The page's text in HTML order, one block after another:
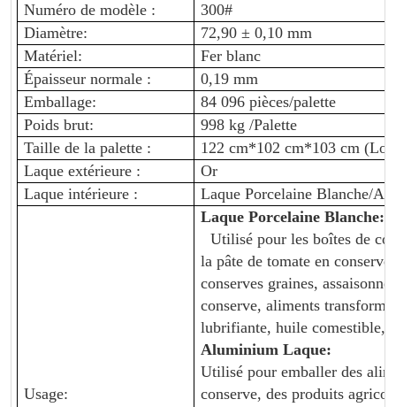
Numéro de modèle :
300#
Diamètre:
72,90 ± 0,10 mm
Matériel:
Fer blanc
Épaisseur normale :
0,19 mm
Emballage:
84 096 pièces/palette
Poids brut:
998 kg /Palette
Taille de la palette :
122 cm*102 cm*103 cm
Laque extérieure :
Or
Laque intérieure :
Laque Porcelaine Blanche/
Usage:
Laque Porcelaine Blanche:
Utilisé pour les boîtes de
la pâte de tomate en
conserves graines,
conserve, aliments
lubrifiante, huile comestible,
AluminiumLaque:
Utilisé pour emballer des
conserve, des produits